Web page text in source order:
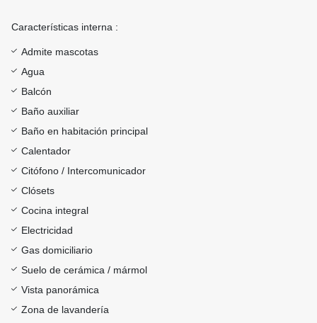
Características interna :
Admite mascotas
Agua
Balcón
Baño auxiliar
Baño en habitación principal
Calentador
Citófono / Intercomunicador
Clósets
Cocina integral
Electricidad
Gas domiciliario
Suelo de cerámica / mármol
Vista panorámica
Zona de lavandería